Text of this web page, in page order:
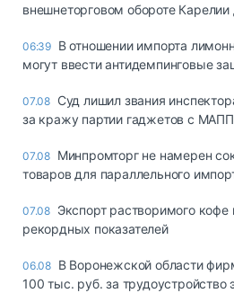
внешнеторговом обороте Карелии
06:39 В отношении импорта
могут ввести антидемпинговые
07.08 Суд лишил звания
за кражу партии гаджетов с
07.08 Минпромторг не намерен
товаров для параллельного
07.08 Экспорт растворимого кофе
рекордных показателей
06.08 В Воронежской области
100 тыс. руб. за